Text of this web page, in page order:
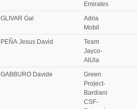
Emirates
GLIVAR Gal
Adria
Mobil
PEÑA Jesus David
Team
Jayco-
AlUla
GABBURO Davide
Green
Project-
Bardiani
CSF-